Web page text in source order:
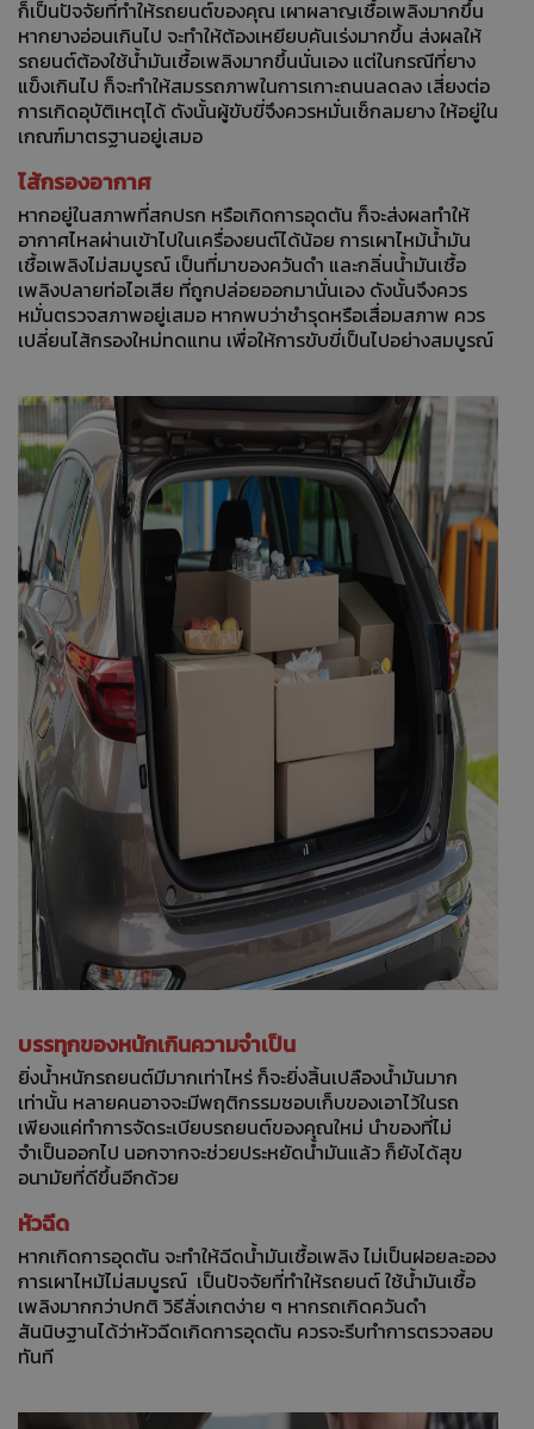
ก็เป็นปัจจัยที่ทำให้รถยนต์ของคุณ เผาผลาญเชื้อเพลิงมากขึ้น
หากยางอ่อนเกินไป จะทำให้ต้องเหยียบคันเร่งมากขึ้น ส่งผลให้
รถยนต์ต้องใช้น้ำมันเชื้อเพลิงมากขึ้นนั่นเอง แต่ในกรณีที่ยาง
แข็งเกินไป ก็จะทำให้สมรรถภาพในการเกาะถนนลดลง เสี่ยงต่อ
การเกิดอุบัติเหตุได้ ดังนั้นผู้ขับขี่จึงควรหมั่นเช็กลมยาง ให้อยู่ใน
เกณฑ์มาตรฐานอยู่เสมอ
ไส้กรองอากาศ
หากอยู่ในสภาพที่สกปรก หรือเกิดการอุดตัน ก็จะส่งผลทำให้
อากาศไหลผ่านเข้าไปในเครื่องยนต์ได้น้อย การเผาไหม้น้ำมัน
เชื้อเพลิงไม่สมบูรณ์ เป็นที่มาของควันดำ และกลิ่นน้ำมันเชื้อ
เพลิงปลายท่อไอเสีย ที่ถูกปล่อยออกมานั่นเอง ดังนั้นจึงควร
หมั่นตรวจสภาพอยู่เสมอ หากพบว่าชำรุดหรือเสื่อมสภาพ ควร
เปลี่ยนไส้กรองใหม่ทดแทน เพื่อให้การขับขี่เป็นไปอย่างสมบูรณ์
บรรทุกของหนักเกินความจำเป็น
ยิ่งน้ำหนักรถยนต์มีมากเท่าไหร่ ก็จะยิ่งสิ้นเปลืองน้ำมันมาก
เท่านั้น หลายคนอาจจะมีพฤติกรรมชอบเก็บของเอาไว้ในรถ
เพียงแค่ทำการจัดระเบียบรถยนต์ของคุณใหม่ นำของที่ไม่
จำเป็นออกไป นอกจากจะช่วยประหยัดน้ำมันแล้ว ก็ยังได้สุข
อนามัยที่ดีขึ้นอีกด้วย
หัวฉีด
หากเกิดการอุดตัน จะทำให้ฉีดน้ำมันเชื้อเพลิง ไม่เป็นฝอยละออง
การเผาไหม้ไม่สมบูรณ์ เป็นปัจจัยที่ทำให้รถยนต์ ใช้น้ำมันเชื้อ
เพลิงมากกว่าปกติ วิธีสั่งเกตง่าย ๆ หากรถเกิดควันดำ
สันนิษฐานได้ว่าหัวฉีดเกิดการอุดตัน ควรจะรีบทำการตรวจสอบ
ทันที